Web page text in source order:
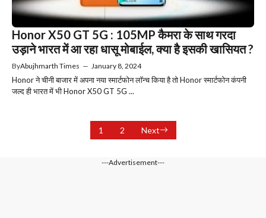
Honor X50 GT 5G : 105MP कैमरा के साथ गरदा
उड़ाने भारत में आ रहा धासू मोबाईल, क्या है इसकी खासियत ?
ByAbujhmarth Times — January 8, 2024
Honor ने चीनी बाजार में अपना नया स्मार्टफोन लॉन्च किया है तो Honor स्मार्टफोन कंपनी
जल्द ही भारत में भी Honor X50 GT 5G ...
1 2 Next
---Advertisement---